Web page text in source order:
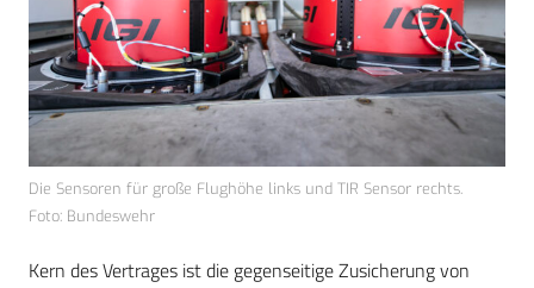
Die Sensoren für große Flughöhe links und TIR Sensor rechts.
Foto: Bundeswehr
Kern des Vertrages ist die gegenseitige Zusicherung von